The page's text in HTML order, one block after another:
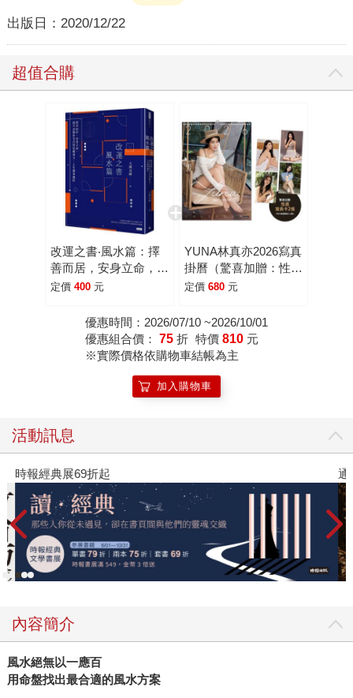
出版日： 2020/12/22
超值合購
改運之書‧風水篇：擇
善而居，安身立命，提
升命盤田宅宮的星曜效
定價 400 元
YUNA林真亦2026寫真
掛曆（驚喜加贈：性感
寫真卡2張：共4款，
定價 680 元
優惠時間：2026/07/10 ~2026/10/01
優惠組合價： 75 折 特價 810 元
※實際價格依購物車結帳為主
加入購物車
活動訊息
時報經典展69折起 通
內容簡介
風水絕無以一應百
用命盤找出最合適的風水方案